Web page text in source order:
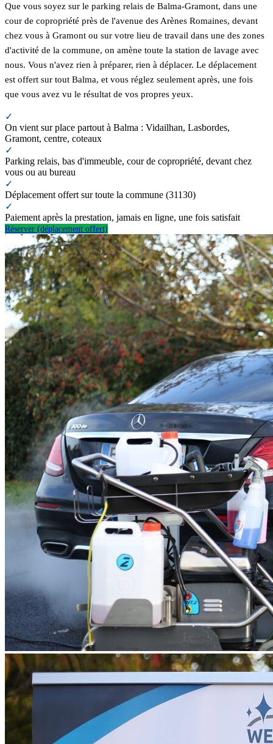
Que vous soyez sur le parking relais de Balma-Gramont, dans une
cour de copropriété près de l'avenue des Arènes Romaines, devant
chez vous à Gramont ou sur votre lieu de travail dans une des zones
d'activité de la commune, on amène toute la station de lavage avec
nous. Vous n'avez rien à préparer, rien à déplacer. Le déplacement
est offert sur tout Balma, et vous réglez seulement après, une fois
que vous avez vu le résultat de vos propres yeux.
✓
On vient sur place partout à Balma : Vidailhan, Lasbordes,
Gramont, centre, coteaux
✓
Parking relais, bas d'immeuble, cour de copropriété, devant chez
vous ou au bureau
✓
Déplacement offert sur toute la commune (31130)
✓
Paiement après la prestation, jamais en ligne, une fois satisfait
Réserver (déplacement offert)